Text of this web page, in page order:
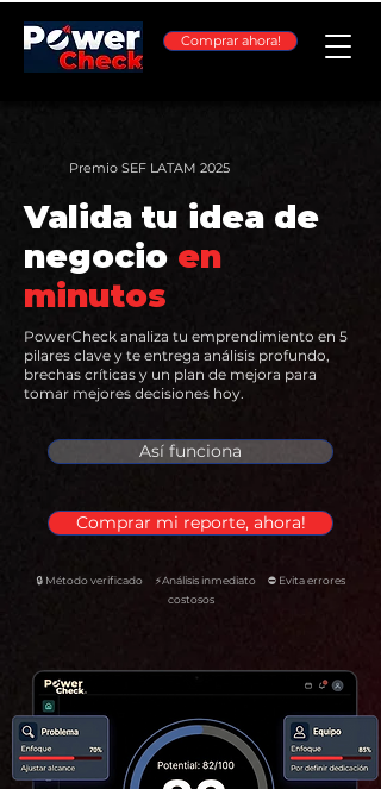
Comprar ahora!
Premio SEF LATAM 2025
Valida tu idea de
negocio en
minutos
PowerCheck analiza tu emprendimiento en 5
pilares clave y te entrega análisis profundo,
brechas críticas y un plan de mejora para
tomar mejores decisiones hoy.
Así funciona
Comprar mi reporte, ahora!
🔒 Método verificado ⚡Análisis inmediato ⛔ Evita errores
costosos